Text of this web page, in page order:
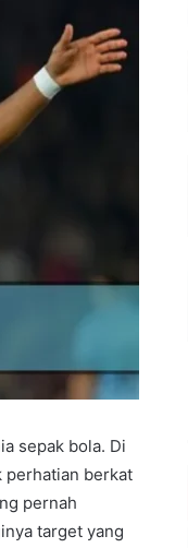
sepak bola. Di
perhatian berkat
pernah
target yang